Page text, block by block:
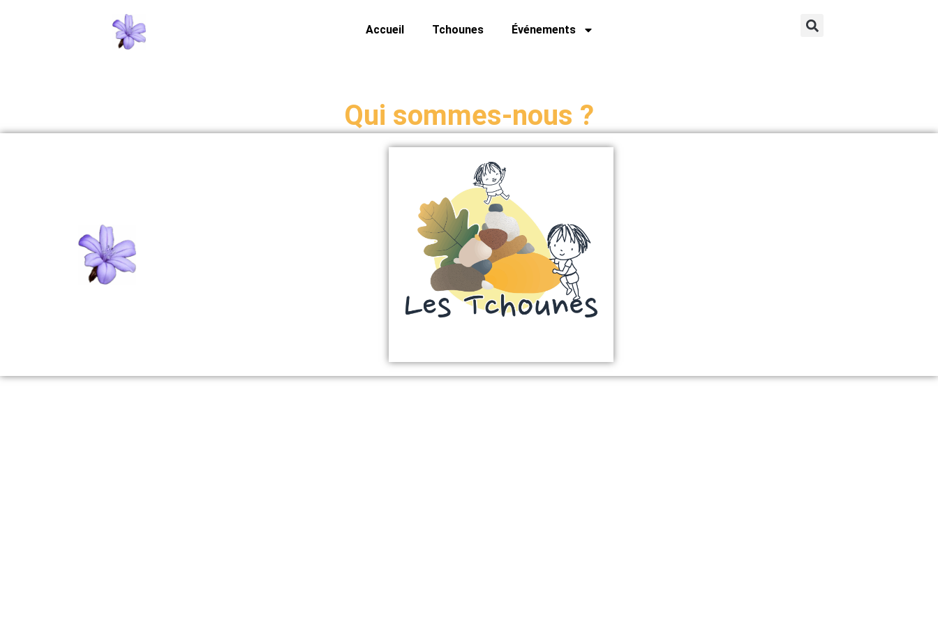
Accueil Tchounes Événements
Qui sommes-nous ?